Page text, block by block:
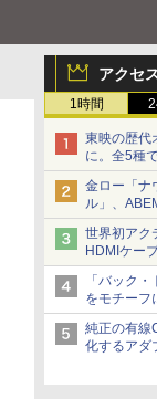
アクセ
1時間
東映の歴代
に。全5種
金ロー「ナ
ル」、
など。夏の
世界初アク
HDMIケー
から
「バック
をモチーフ
純正の有線
化するアダ